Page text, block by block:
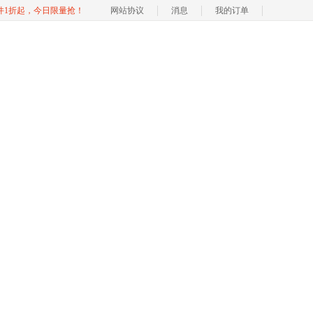
1折起，今日限量抢！ 网站协议 消息 我的订单